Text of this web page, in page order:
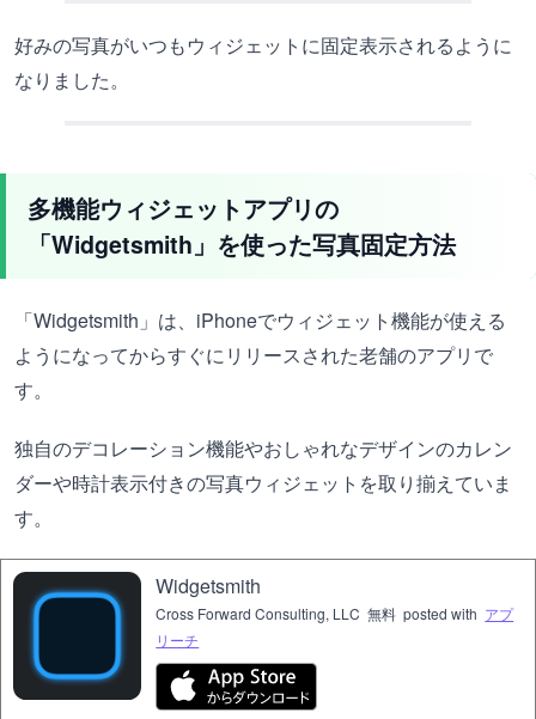
好みの写真がいつもウィジェットに固定表示されるように
なりました。
多機能ウィジェットアプリの
「Widgetsmith」を使った写真固定方法
「Widgetsmith」は、iPhoneでウィジェット機能が使える
ようになってからすぐにリリースされた老舗のアプリで
す。
独自のデコレーション機能やおしゃれなデザインのカレン
ダーや時計表示付きの写真ウィジェットを取り揃えていま
す。
Widgetsmith
Cross Forward Consulting, LLC 無料 posted with アプ
リーチ